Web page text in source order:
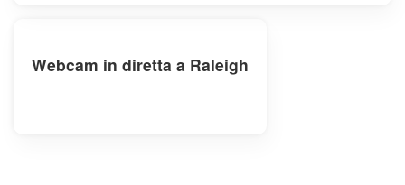
Webcam in diretta a Raleigh